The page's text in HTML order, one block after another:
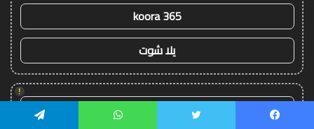
koora 365
يلا شوت
!